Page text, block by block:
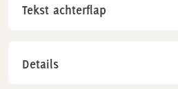
Tekst achterflap
Details